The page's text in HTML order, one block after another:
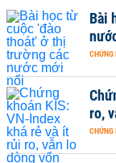
Bài
CHỨNG
ro,
CHỨNG